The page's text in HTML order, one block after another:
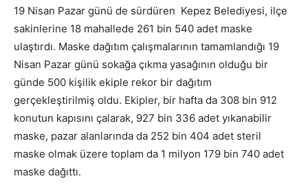
19 Nisan Pazar günü de sürdüren Kepez Belediyesi, ilçe
sakinlerine 18 mahallede 261 bin 540 adet maske
ulaştırdı. Maske dağıtım çalışmalarının tamamlandığı 19
Nisan Pazar günü sokağa çıkma yasağının olduğu bir
günde 500 kişilik ekiple rekor bir dağıtım
gerçekleştirilmiş oldu. Ekipler, bir hafta da 308 bin 912
konutun kapısını çalarak, 927 bin 336 adet yıkanabilir
maske, pazar alanlarında da 252 bin 404 adet steril
maske olmak üzere toplam da 1 milyon 179 bin 740 adet
maske dağıttı.